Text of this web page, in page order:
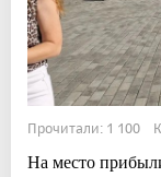
Прочитали: 1 100
На место